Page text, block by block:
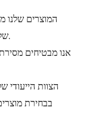
המוצרים שלנו
התמורה הטובה ביותר עבור לקוחות ה- B2B שלנו.
אנו מבטיחים
הצוות הייעודי
בבחירת